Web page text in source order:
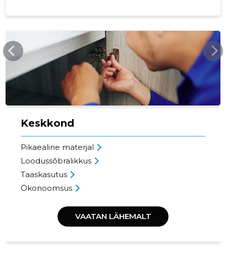
Keskkond
Pikaealine materjal
Loodussõbralikkus
Taaskasutus
Ökonoomsus
VAATAN LÄHEMALT